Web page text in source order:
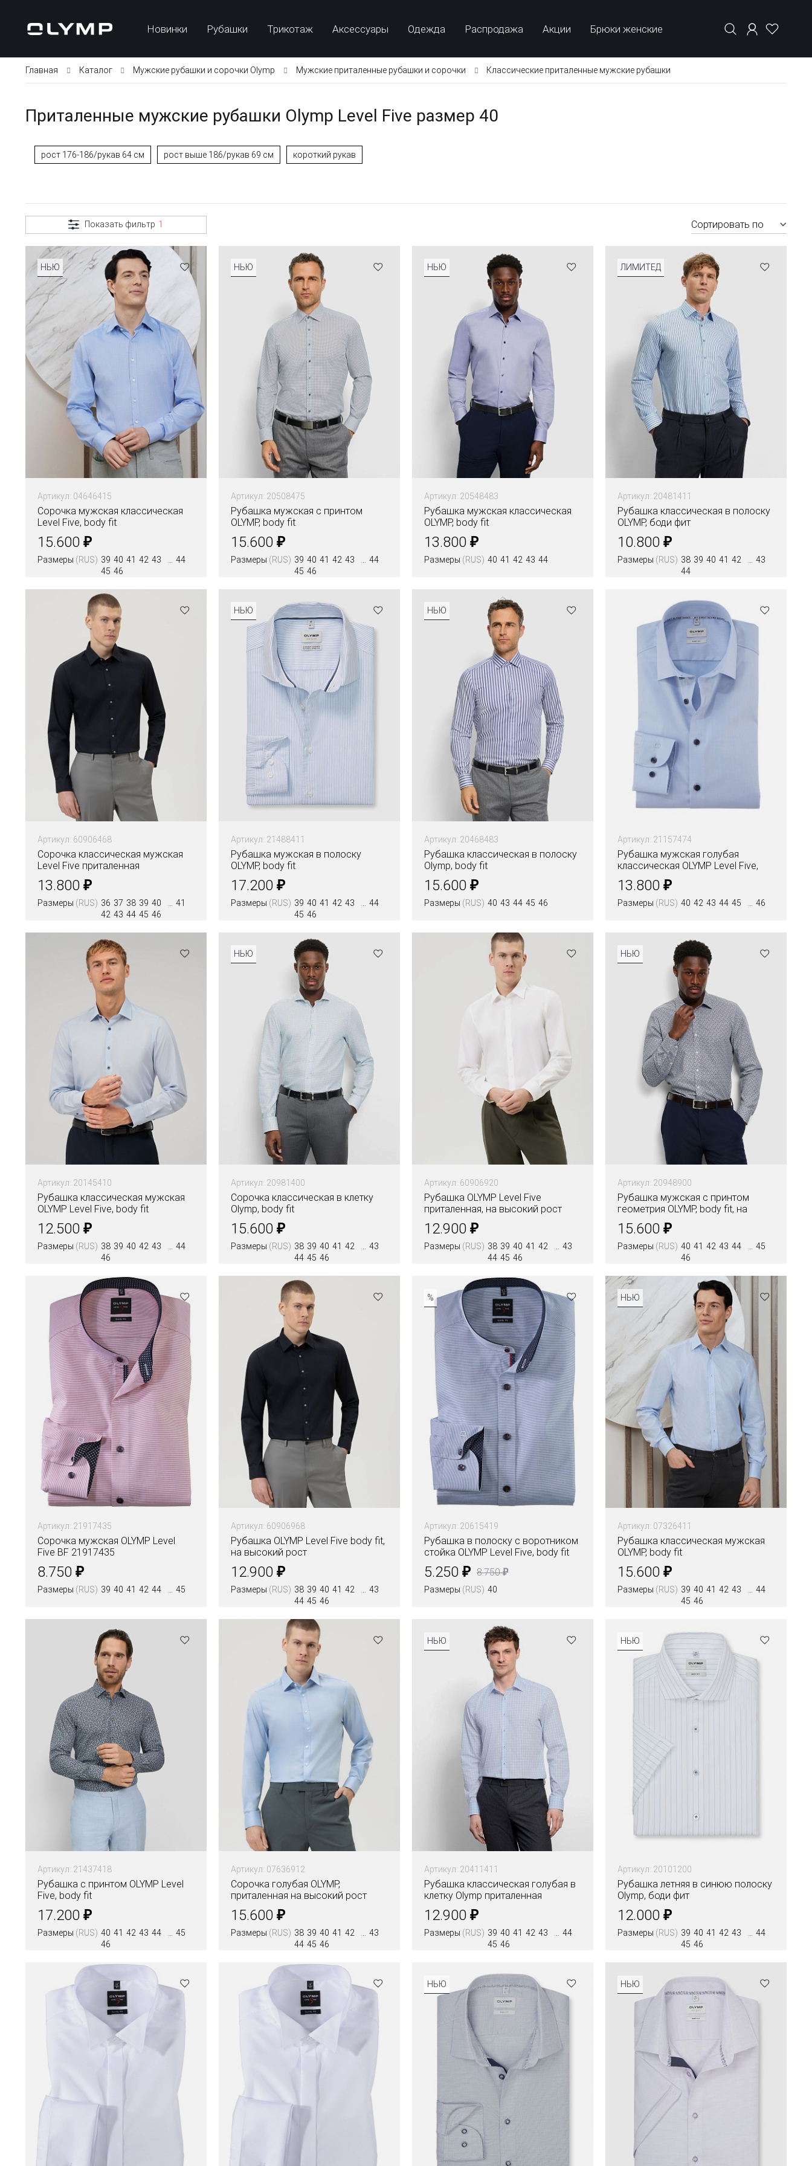
Новинки Рубашки Трикотаж Аксессуары Одежда Распродажа Акции Брюки женские
Главная Каталог Мужские рубашки и сорочки Olymp Мужские приталенные рубашки и сорочки Классические приталенные мужские рубашки
Приталенные мужские рубашки Olymp Level Five размер 40
рост 176-186/рукав 64 см рост выше 186/рукав 69 см короткий рукав
Показать фильтр 1 Сортировать по
НЬЮ
Артикул: 04646415
Сорочка мужская классическая
Level Five, body fit
15.600 ₽
Размеры (RUS) 39 40 41 42 43
44
45 46
Цвета
НЬЮ
Артикул: 20508475
Рубашка мужская с принтом
OLYMP, body fit
15.600 ₽
Размеры (RUS) 39 40 41 42 43
44
45 46
Цвета
НЬЮ
Артикул: 20548483
Рубашка мужская классическая
OLYMP, body fit
13.800 ₽
Размеры (RUS) 40 41 42 43 44
ЛИМИТЕД
Артикул: 20481411
Рубашка классическая в полоску
OLYMP, боди фит
10.800 ₽
Размеры (RUS) 38 39 40 41 42
43
44
Артикул: 60906468
Сорочка классическая мужская
Level Five приталенная
13.800 ₽
Размеры (RUS) 36 37 38 39 40
41
42 43 44 45 46
Цвета
НЬЮ
Артикул: 21488411
Рубашка мужская в полоску
OLYMP, body fit
17.200 ₽
Размеры (RUS) 39 40 41 42 43
44
45 46
НЬЮ
Артикул: 20468483
Рубашка классическая в полоску
Olymp, body fit
15.600 ₽
Размеры (RUS) 40 43 44 45 46
Артикул: 21157474
Рубашка мужская голубая
классическая OLYMP Level Five,
body fit
13.800 ₽
Размеры (RUS) 40 42 43 44 45
46
Артикул: 20145410
Рубашка классическая мужская
OLYMP Level Five, body fit
12.500 ₽
Размеры (RUS) 38 39 40 42 43
44
46
НЬЮ
Артикул: 20981400
Сорочка классическая в клетку
Olymp, body fit
15.600 ₽
Размеры (RUS) 38 39 40 41 42
43
44 45 46
Артикул: 60906920
Рубашка OLYMP Level Five
приталенная, на высокий рост
12.900 ₽
Размеры (RUS) 38 39 40 41 42
43
44 45 46
НЬЮ
Артикул: 20948900
Рубашка мужская с принтом
геометрия OLYMP, body fit, на
высокий рост
15.600 ₽
Размеры (RUS) 40 41 42 43 44
45
46
Артикул: 21917435
Сорочка мужская OLYMP Level
Five BF 21917435
8.750 ₽
Размеры (RUS) 39 40 41 42 44 45
Артикул: 60906968
Рубашка OLYMP Level Five body fit,
на высокий рост
12.900 ₽
Размеры (RUS) 38 39 40 41 42
43
44 45 46
Цвета
%
Артикул: 20615419
Рубашка в полоску с воротником
стойка OLYMP Level Five, body fit
5.250 ₽ 8.750₽
Размеры (RUS) 40
НЬЮ
Артикул: 07326411
Рубашка классическая мужская
OLYMP, body fit
15.600 ₽
Размеры (RUS) 39 40 41 42 43
44
45 46
Артикул: 21437418
Рубашка с принтом OLYMP Level
Five, body fit
17.200 ₽
Размеры (RUS) 40 41 42 43 44
45
46
Артикул: 07636912
Сорочка голубая OLYMP,
приталенная на высокий рост
15.600 ₽
Размеры (RUS) 38 39 40 41 42
43
44 45 46
НЬЮ
Артикул: 20411411
Рубашка классическая голубая в
клетку Olymp приталенная
12.900 ₽
Размеры (RUS) 39 40 41 42 43
44
45 46
НЬЮ
Артикул: 20101200
Рубашка летняя в синюю полоску
Olymp, боди фит
12.000 ₽
Размеры (RUS) 39 40 41 42 43
44
45 46
НЬЮ НЬЮ